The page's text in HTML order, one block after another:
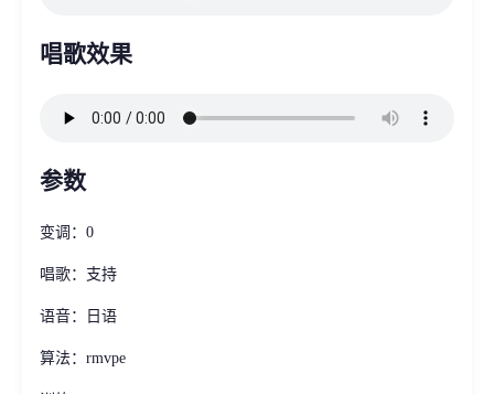
唱歌效果
参数
变调：0
唱歌：支持
语音：日语
算法：rmvpe